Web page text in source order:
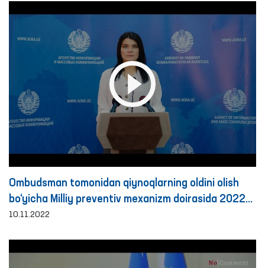
Ombudsman tomonidan qiynoqlarning oldini olish
bo‘yicha Milliy preventiv mexanizm doirasida 2022
yilning 9 oyida amalga oshirilgan monitoring
10.11.2022